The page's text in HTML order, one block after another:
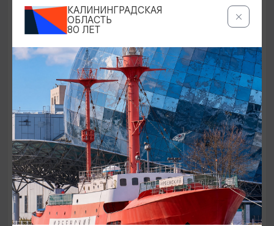
ЭКСКУРСИИ УЧРЕЖДЕНИЙ КУЛЬТУРЫ
Аудиоспектакль «Истории Куршской
косы»
01.02.2026 - 31.12.2026, 13:00
Куршская коса
ОТ 2500₽
КАЛИНИНГРАДСКАЯ
ОБЛАСТЬ
80 ЛЕТ